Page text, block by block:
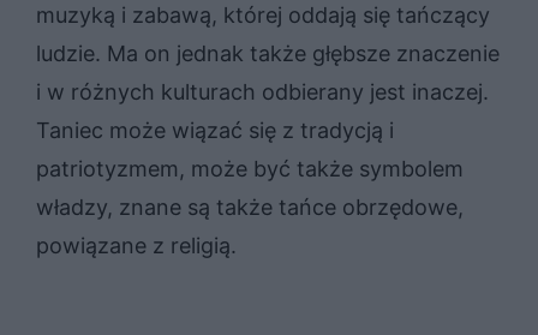
muzyką i zabawą, której oddają się tańczący
ludzie. Ma on jednak także głębsze znaczenie
i w różnych kulturach odbierany jest inaczej.
Taniec może wiązać się z tradycją i
patriotyzmem, może być także symbolem
władzy, znane są także tańce obrzędowe,
powiązane z religią.